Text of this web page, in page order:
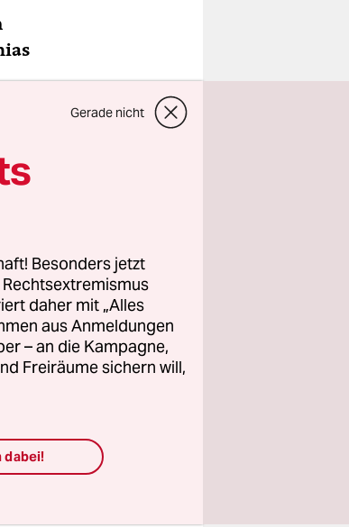
ist
Gerade nicht
Besonders jetzt
daher mit „Alles
aus Anmeldungen
– an die Kampagne,
Freiräume sichern will,
dabei!